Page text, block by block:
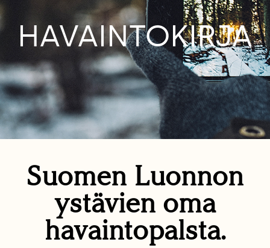
HAVAINTOKIRJA
Suomen Luonnon
ystävien oma
havaintopalsta.